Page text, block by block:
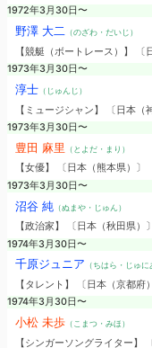
1972年3月30日〜
野澤 大二 （のざわ・だいじ）
【競艇（ボートレース）】 〔
1973年3月30日〜
淳士（じゅんじ）
【ミュージシャン】 〔日本
1973年3月30日〜
豊田 麻里 （とよだ・まり）
【女優】 〔日本（熊本県）〕
1973年3月30日〜
沼谷 純（ぬまや・じゅん）
【政治家】 〔日本（秋田県）〕
1974年3月30日〜
千原ジュニア （ちはら・じゅに
【タレント】 〔日本（京都府
1974年3月30日〜
小松 未歩（こまつ・みほ）
【シンガーソングライター】